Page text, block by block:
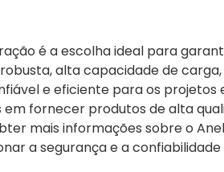
é a escolha ideal para
alta capacidade de
e eficiente para os projetos
fornecer produtos de alta
mais informações sobre o
a segurança e a